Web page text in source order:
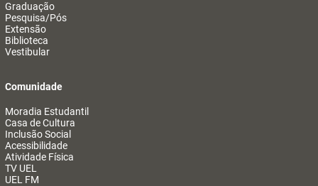
Graduação
Pesquisa/Pós
Extensão
Biblioteca
Vestibular
Comunidade
Moradia Estudantil
Casa de Cultura
Inclusão Social
Acessibilidade
Atividade Física
TV UEL
UEL FM